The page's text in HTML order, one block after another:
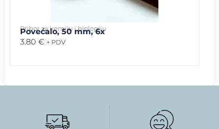
Pribor za kemiju i biologiju
Povećalo, 50 mm, 6x
3.80 € + PDV